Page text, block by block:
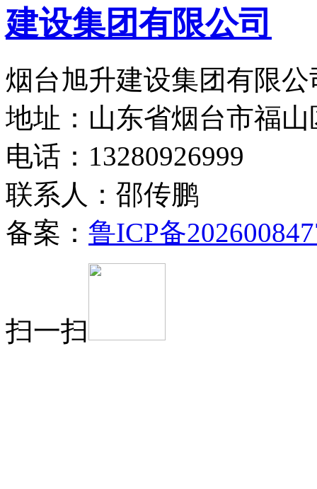
烟台旭升建设集团有限
地址：山东省烟台市福
电话：13280926999
联系人：邵传鹏
备案： 鲁ICP备
扫一扫